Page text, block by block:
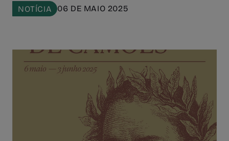
NOTÍCIA 06 DE MAIO 2025